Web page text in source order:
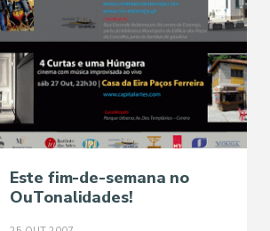
Este fim-de-semana no
OuTonalidades!